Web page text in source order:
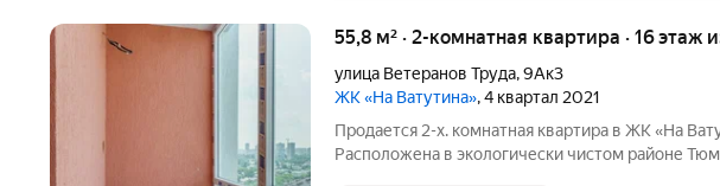
55,8 м² · 2-комнатная квартира · 16 этаж
улица Ветеранов Труда,9Ак3
ЖК «На Ватутина», 4 квартал 2021
Продается 2-х. комнатная квартира в ЖК «На
Расположена в экологически чистом районе